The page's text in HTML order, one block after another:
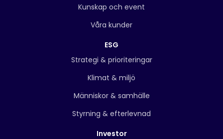
Kunskap och event
Våra kunder
ESG
Strategi & prioriteringar
Klimat & miljö
Människor & samhälle
Styrning & efterlevnad
Investor